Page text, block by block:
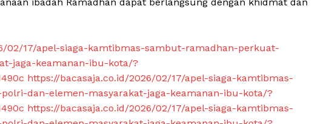
02/17/apel-siaga-kamtibmas-sambut-ramadhan-perkuat-
jaga-keamanan-ibu-kota/?
https://bacasaja.co.id/2026/02/17/apel-siaga-kamtibmas-
dan-elemen-masyarakat-jaga-keamanan-ibu-kota/?
https://bacasaja.co.id/2026/02/17/apel-siaga-kamtibmas-